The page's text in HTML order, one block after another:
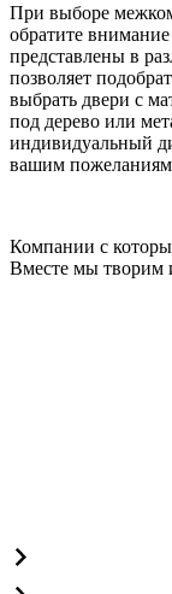
При выборе
обратите
представлены в
позволяет
выбрать двери с
под дерево или
индивидуальный
вашим пожеланиям
Компании с
Вместе мы творим